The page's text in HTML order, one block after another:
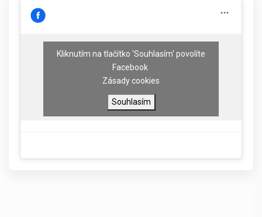
Kliknutím na tlačítko 'Souhlasím' povolíte
Facebook
Zásady cookies
Souhlasím